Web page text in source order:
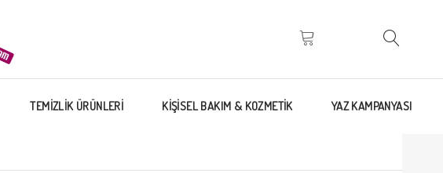
TEMİZLİK ÜRÜNLERİ KİŞİSEL BAKIM & KOZMETİK YAZ KAMPANYASI